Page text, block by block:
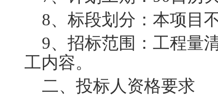
8、标段划分：本项目
9、招标范围：工程量
工内容。
二、投标人资格要求